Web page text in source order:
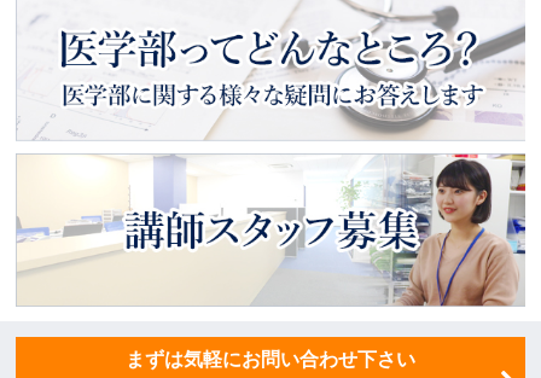
メイトの会
医学部ってどんなところ？医学部に関する様々な疑問にお
まずは気軽にお問い合わせ下さい